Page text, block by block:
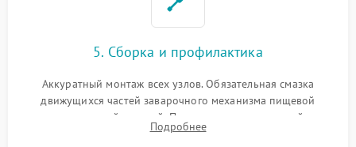
5. Сборка и профилактика
Аккуратный монтаж всех узлов. Обязательная смазка
движущихся частей заварочного механизма пищевой
силиконовой смазкой. Проведение программной
декальцинации и очистки системы от кофейных масел.
Подробнее